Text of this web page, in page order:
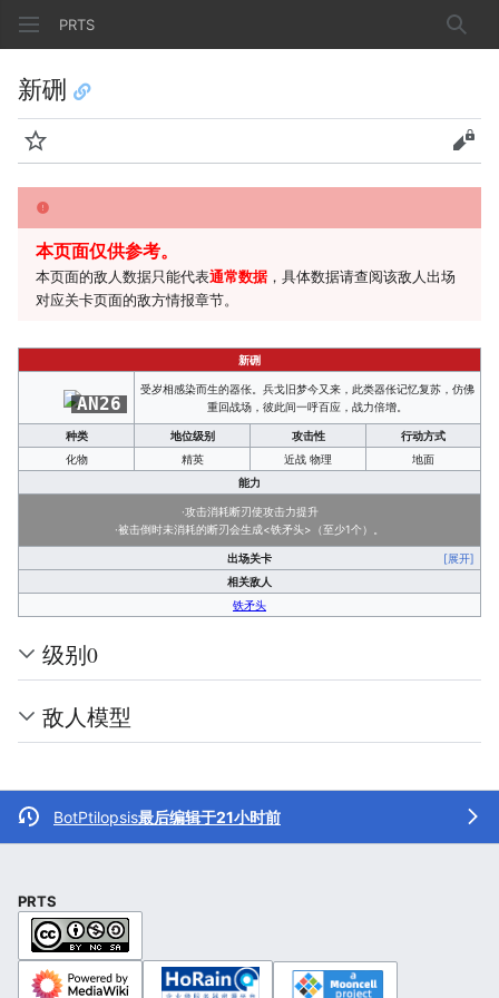
PRTS 搜索
新硎
监视 查看
本页面仅供参考。
本页面的敌人数据只能代表通常数据 ，具体数据请查阅该敌人出场
对应关卡页面的敌方情报章节。
新硎
AN26
受岁相感染而生的器伥。兵戈旧梦今又来，此类器伥记忆复苏，仿佛
重回战场，彼此间一呼百应，战力倍增。
种类 地位级别 攻击性
行动方式
化物
精英 近战 物理
地面
能力
·攻击消耗断刃使攻击力提升
·被击倒时未消耗的断刃会生成<铁矛头>（至少1个）。
出场关卡
[展开]
相关敌人
铁矛头
级别0
敌人模型
BotPtilopsis最后编辑于21小时前
PRTS